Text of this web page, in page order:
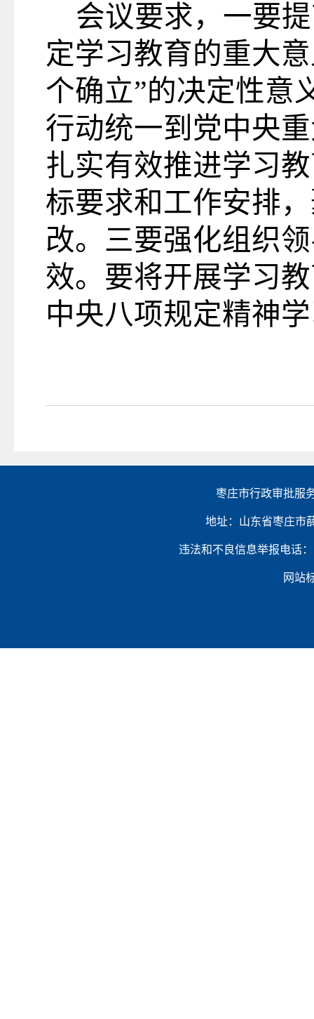
会议要求，一要
定学习教育的重大
个确立”的决定性意
行动统一到党中央
扎实有效推进学习
标要求和工作安排
改。三要强化组织
效。要将开展学习
中央八项规定精神
枣庄市行政审批服
地址：山东省枣庄市
违法和不良信息举报电话
网站